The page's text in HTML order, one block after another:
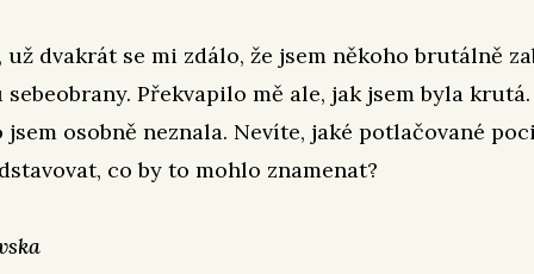
už dvakrát se mi zdálo, že jsem někoho brutálně
Překvapilo mě ale, jak jsem byla krutá.
jsem osobně neznala. Nevíte, jaké potlačované
co by to mohlo znamenat?